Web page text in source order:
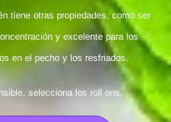
tiene otras propiedades, como ser
y excelente para los
en el pecho y los resfriados.
selecciona los roll ons.